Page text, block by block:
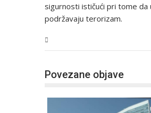
sigurnosti ističući pri tome
podržavaju terorizam.
Povezane objave